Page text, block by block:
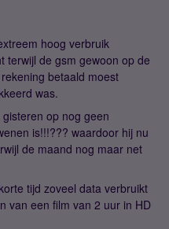
hoog verbruik
terwijl de gsm gewoon op de
betaald moest
was.
op nog geen
is!!!??? waardoor hij nu
de maand nog maar net
tijd zoveel data verbruikt
van een film van 2 uur in HD